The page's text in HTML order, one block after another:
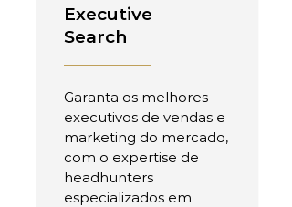
Executive
Search
Garanta os melhores
executivos de vendas e
marketing do mercado,
com o expertise de
headhunters
especializados em